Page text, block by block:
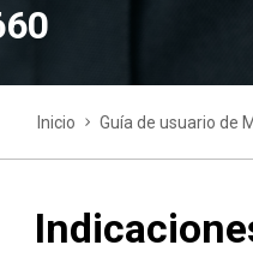
Inicio Guía de usuario de